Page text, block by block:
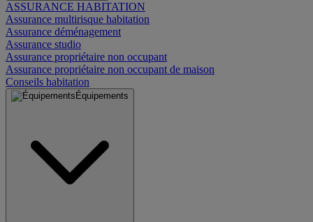
ASSURANCE HABITATION
Assurance multirisque habitation
Assurance déménagement
Assurance studio
Assurance propriétaire non occupant
Assurance propriétaire non occupant de maison
Conseils habitation
Équipements